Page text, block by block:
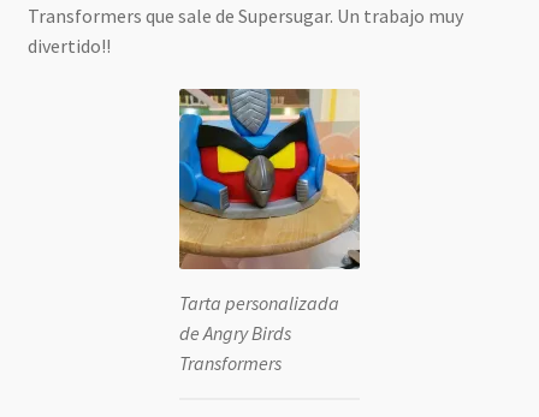
Transformers que sale de Supersugar. Un trabajo muy
divertido!!
Tarta personalizada
de Angry Birds
Transformers